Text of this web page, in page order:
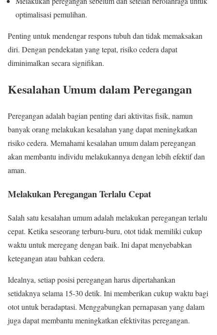
optimalisasi pemulihan.
Penting untuk mendengar respons tubuh dan tidak memaksakan
diri. Dengan pendekatan yang tepat, risiko cedera dapat
diminimalkan secara signifikan.
Kesalahan Umum dalam Peregangan
Peregangan adalah bagian penting dari aktivitas fisik, namun
banyak orang melakukan kesalahan yang dapat meningkatkan
risiko cedera. Memahami kesalahan umum dalam peregangan
akan membantu individu melakukannya dengan lebih efektif dan
aman.
Melakukan Peregangan Terlalu Cepat
Salah satu kesalahan umum adalah melakukan peregangan terlalu
cepat. Ketika seseorang terburu-buru, otot tidak memiliki cukup
waktu untuk meregang dengan baik. Ini dapat menyebabkan
ketegangan atau bahkan cedera.
Idealnya, setiap posisi peregangan harus dipertahankan
setidaknya selama 15-30 detik. Ini memberikan cukup waktu bagi
otot untuk beradaptasi. Menggabungkan pernapasan yang dalam
juga dapat membantu meningkatkan efektivitas peregangan.